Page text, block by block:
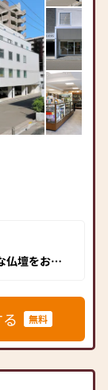
仏壇をお探
ています。
も多数来
しのお客
人気店で
無料